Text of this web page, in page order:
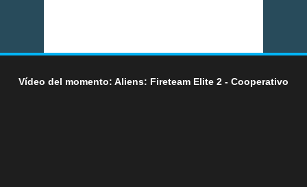
Vídeo del momento: Aliens: Fireteam Elite 2 - Cooperativo